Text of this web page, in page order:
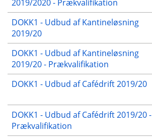
2019/2020 - Prækvalifikation
DOKK1 - Udbud af Kantineløsning
2019/20
DOKK1 - Udbud af Kantineløsning
2019/20 - Prækvalifikation
DOKK1 - Udbud af Cafédrift 2019/20
DOKK1 - Udbud af Cafédrift 2019/20 -
Prækvalifikation